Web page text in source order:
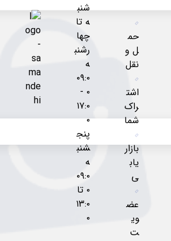
حم
ل و
نقل
اشت
راک
شما
بازار
یاب
ی
عض
وی
ت
شنب
ه تا
چها
رشنب
ه
۰۹:۰
۰ -
۱۷:۰
۰
پنج
شنب
ه
۰۹:۰
۰ تا
۱۳:۰
۰